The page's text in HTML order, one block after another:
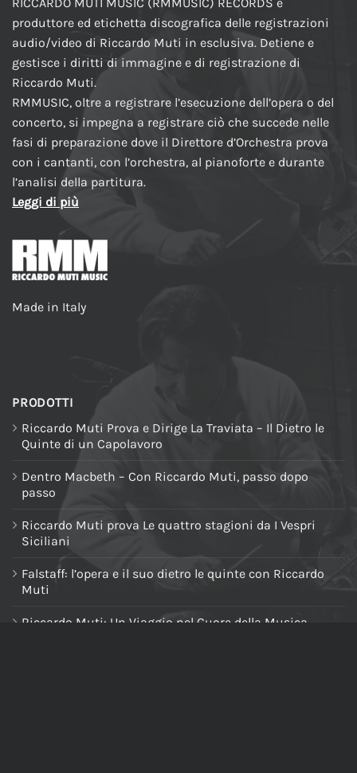
produttore ed etichetta discografica delle registrazioni
audio/video di Riccardo Muti in esclusiva. Detiene e
gestisce i diritti di immagine e di registrazione di
Riccardo Muti.
RMMUSIC, oltre a registrare l’esecuzione dell’opera o del
concerto, si impegna a registrare ciò che succede nelle
fasi di preparazione dove il Direttore d’Orchestra prova
con i cantanti, con l’orchestra, al pianoforte e durante
l’analisi della partitura.
Leggi di più
Made in Italy
PRODOTTI
Riccardo Muti Prova e Dirige La Traviata – Il Dietro le
Quinte di un Capolavoro
Dentro Macbeth – Con Riccardo Muti, passo dopo
passo
Riccardo Muti prova Le quattro stagioni da I Vespri
Siciliani
Falstaff: l’opera e il suo dietro le quinte con Riccardo
Muti
Riccardo Muti: Un Viaggio nel Cuore della Musica